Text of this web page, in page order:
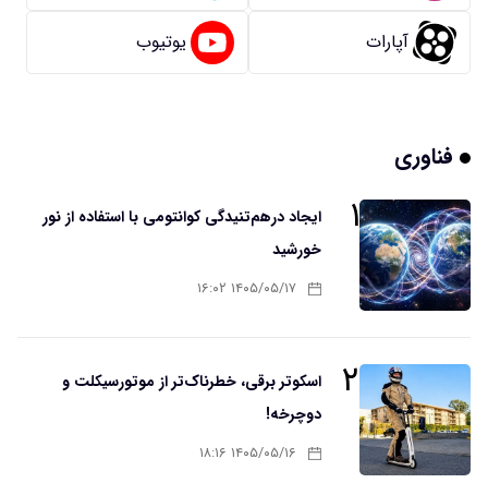
آپارات یوتیوب
فناوری
۱
ایجاد درهم‌تنیدگی کوانتومی با استفاده از نور
خورشید
۱۴۰۵/۰۵/۱۷ ۱۶:۰۲
۲
اسکوتر برقی، خطرناک‌تر از موتورسیکلت و
دوچرخه!
۱۴۰۵/۰۵/۱۶ ۱۸:۱۶